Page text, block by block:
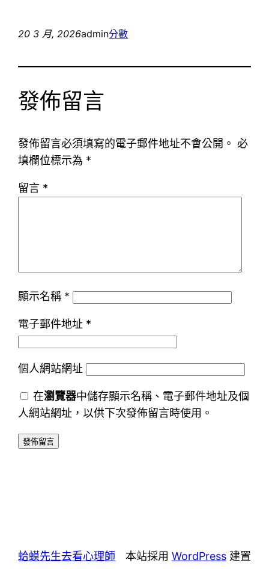
20 3 月, 2026admin分數
發佈留言
發佈留言必須填寫的電子郵件地址不會公開。 必
填欄位標示為 *
留言 *
顯示名稱 *
電子郵件地址 *
個人網站網址
在瀏覽器中儲存顯示名稱、電子郵件地址及個
人網站網址，以供下次發佈留言時使用。
蛤蟆先生去看心理師 本站採用 WordPress建置